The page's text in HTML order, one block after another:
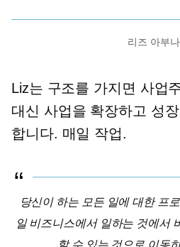
리즈 아부
Liz는 구조를 가지면 사업
대신 사업을 확장하고 성
합니다. 매일 작업.
당신이 하는 모든 일에 대한 프
일 비즈니스에서 일하는 것에서
할 수 있는 것으로 이동